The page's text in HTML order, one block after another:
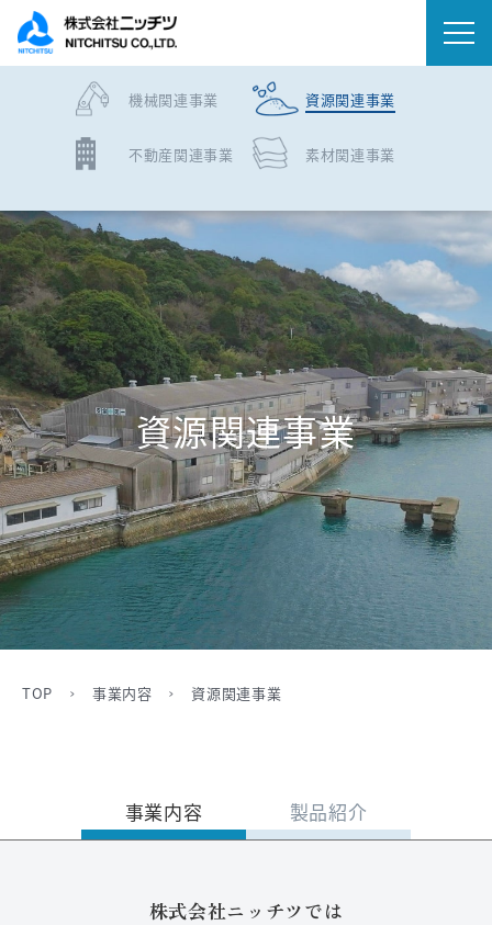
IR情報
ニュース
サステナビリティ
採用情報
ワード検索
お問い合わせ
機械関連事業 資源関連事業
不動産関連事業 素材関連事業
資源関連事業
TOP 事業内容 資源関連事業
事業内容 製品紹介
株式会社ニッチツでは